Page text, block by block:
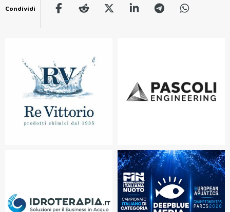
Condividi